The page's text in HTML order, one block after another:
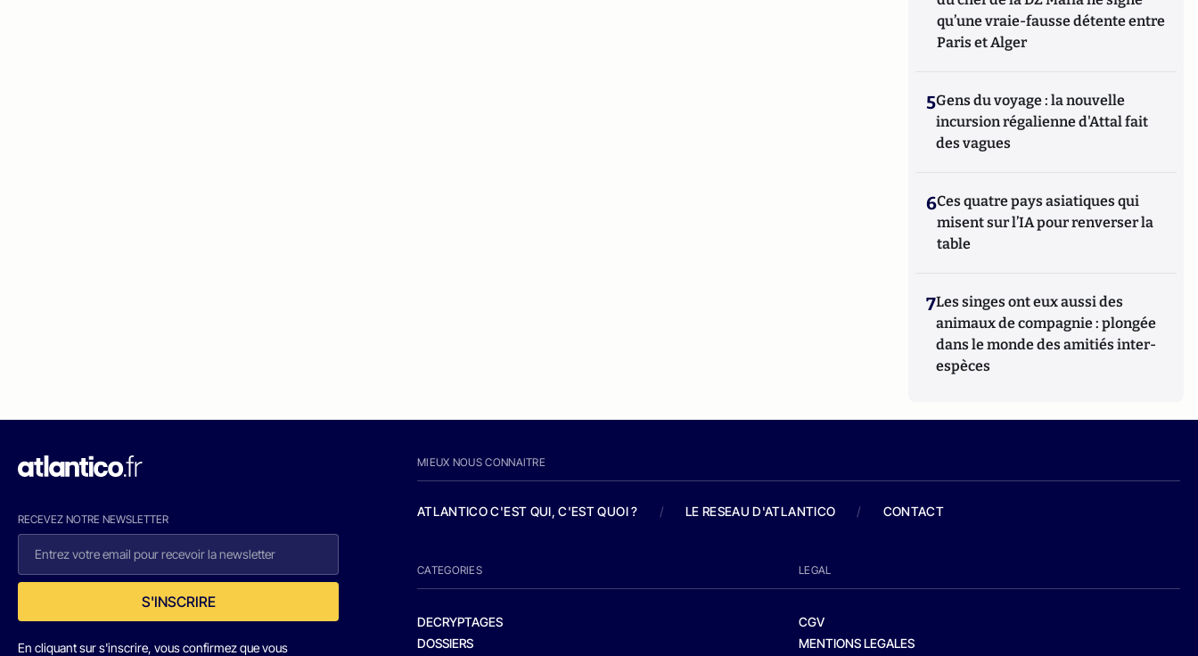
qu’une vraie-fausse détente entre
Paris et Alger
5Gens du voyage : la nouvelle
incursion régalienne d'Attal fait
des vagues
6Ces quatre pays asiatiques qui
misent sur l’IA pour renverser la
table
7Les singes ont eux aussi des
animaux de compagnie : plongée
dans le monde des amitiés inter-
espèces
RECEVEZ NOTRE NEWSLETTER
S'INSCRIRE
En cliquant sur s'inscrire, vous confirmez que vous
MIEUX NOUS CONNAITRE
ATLANTICO C'EST QUI, C'EST QUOI ? / LE RESEAU D'ATLANTICO / CONTACT
CATEGORIES
DECRYPTAGES
DOSSIERS
LEGAL
CGV
MENTIONS LEGALES